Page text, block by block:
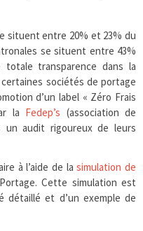
situent entre 20% et 23% du
se situent entre 43%
transparence dans la
sociétés de portage
d’un label « Zéro Frais
la Fedep’s (association de
un audit rigoureux de leurs
à l’aide de lasimulation de
Cette simulation est
détaillé et d’un exemple de